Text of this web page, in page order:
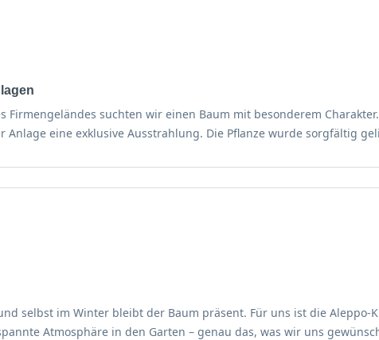
Firmengeländes suchten wir einen Baum mit besonderem
eine exklusive Ausstrahlung. Die Pflanze wurde sorgfältig
selbst im Winter bleibt der Baum präsent. Für uns ist die Aleppo-
Atmosphäre in den Garten – genau das, was wir uns